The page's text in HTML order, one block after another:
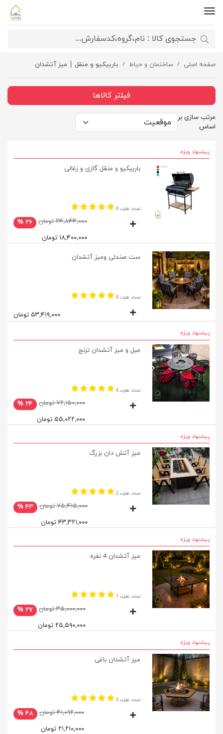
صفحه اصلی ساختمان و حیاط باربیکیو و منقل | میز آتشدان
فیلتر کالاها
مرتب سازی بر
اساس
پیشنهاد ویژه
باربیکیو و منقل گازی و زغالی
تعداد نظرات 0
۲۴,۸۴۴,۰۰۰ تومان
۲۶ %
۱۸,۴۰۰,۰۰۰ تومان
ست صندلی ومیز آتشدان
تعداد نظرات 0
۵۳,۴۱۹,۰۰۰ تومان
پیشنهاد ویژه
مبل و میز آتشدان ترنج
تعداد نظرات 0
۷۲,۱۵۰,۰۰۰ تومان
۲۴ %
۵۵,۰۲۲,۰۰۰ تومان
پیشنهاد ویژه
میز آتش دان بزرگ
تعداد نظرات 2
۷۵,۴۱۵,۰۰۰ تومان
۴۳ %
۴۳,۳۲۱,۰۰۰ تومان
پیشنهاد ویژه
میز آتشدان 4 نفره
تعداد نظرات 1
۳۵,۰۰۰,۰۰۰ تومان
۲۷ %
۲۵,۵۹۰,۰۰۰ تومان
پیشنهاد ویژه
میز آتشدان باغی
تعداد نظرات 3
۴۱,۰۹۲,۰۰۰ تومان
۴۸ %
۲۱,۲۱۰,۰۰۰ تومان